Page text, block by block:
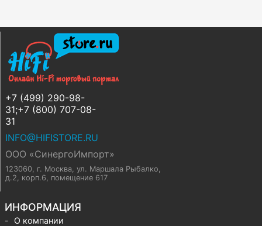
+7 (499) 290-98-
31;+7 (800) 707-08-
31
INFO@HIFISTORE.RU
ООО «СинергоИмпорт»
123060, г. Москва, ул. Маршала Рыбалко,
д.2, корп.6, помещение 617
ИНФОРМАЦИЯ
О компании